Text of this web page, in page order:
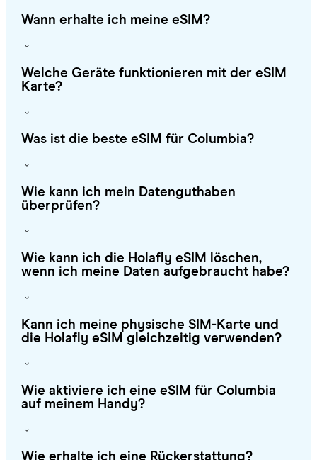
Wann erhalte ich meine eSIM?
Welche Geräte funktionieren mit der eSIM
Karte?
Was ist die beste eSIM für Columbia?
Wie kann ich mein Datenguthaben
überprüfen?
Wie kann ich die Holafly eSIM löschen,
wenn ich meine Daten aufgebraucht habe?
Kann ich meine physische SIM-Karte und
die Holafly eSIM gleichzeitig verwenden?
Wie aktiviere ich eine eSIM für Columbia
auf meinem Handy?
Wie erhalte ich eine Rückerstattung?